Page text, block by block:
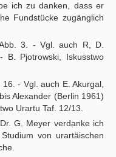
ich zu danken, dass er
Fundstücke zugänglich
3. - Vgl. auch R, D.
Pjotrowski, Iskusstwo
- Vgl. auch E. Akurgal,
Alexander (Berlin 1961)
Urartu Taf. 12/13.
G. Meyer verdanke ich
von urartäischen